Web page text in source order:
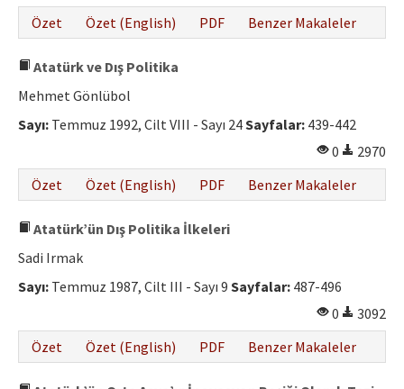
Hakem Rehberi
Özet
Özet (English) PDF Benzer Makaleler
Atatürk ve Dış Politika
Mehmet Gönlübol
Sayı: Temmuz 1992, Cilt VIII - Sayı 24Sayfalar: 439-442
0
2970
Özet
Özet (English) PDF Benzer Makaleler
Atatürk’ün Dış Politika İlkeleri
Sadi Irmak
Sayı: Temmuz 1987, Cilt III - Sayı 9 Sayfalar: 487-496
0
3092
Özet
Özet (English) PDF Benzer Makaleler